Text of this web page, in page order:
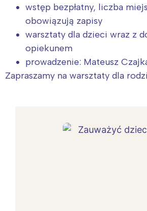
wstęp bezpłatny, liczba
obowiązują zapisy
warsztaty dla dzieci wraz z
opiekunem
prowadzenie: Mateusz
Zapraszamy na warsztaty dla